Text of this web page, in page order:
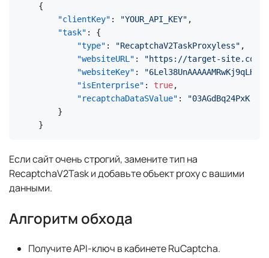
{
"clientKey" : "YOUR_API_KEY" ,
"task" :
{
"type" : "RecaptchaV2TaskProxyless" ,
"websiteURL" :
"https://target-site.com/
"websiteKey" :
"isEnterprise" : true,
"recaptchaDataSValue" :
}
}
Если сайт очень строгий, замените тип на
RecaptchaV2Task и добавьте объект proxy с вашими
данными.
Алгоритм обхода
Получите API-ключ в кабинете RuCaptcha.